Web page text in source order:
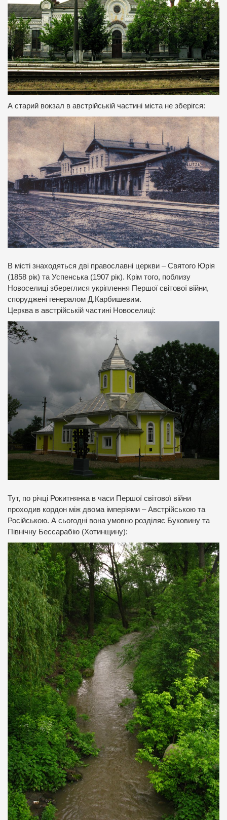
А старий вокзал в австрійській частині міста не зберігся:
В місті знаходяться дві православні церкви – Святого Юрія
(1858 рік) та Успенська (1907 рік). Крім того, поблизу
Новоселиці збереглися укріплення Першої світової війни,
споруджені генералом Д.Карбишевим.
Церква в австрійській частині Новоселиці:
Тут, по річці Рокитнянка в часи Першої світової війни
проходив кордон між двома імперіями – Австрійською та
Російською. А сьогодні вона умовно розділяє Буковину та
Північну Бессарабію (Хотинщину):